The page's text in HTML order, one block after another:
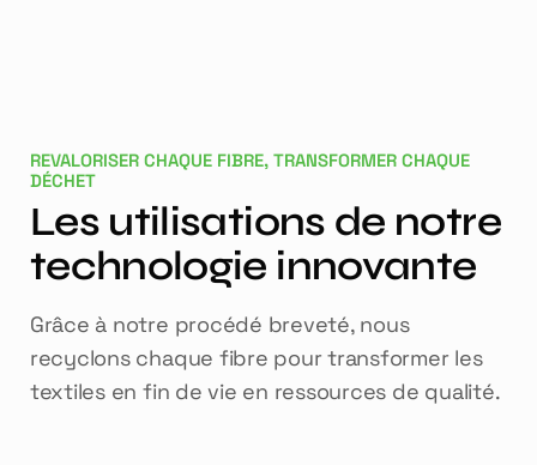
REVALORISER CHAQUE FIBRE, TRANSFORMER CHAQUE
DÉCHET
Les utilisations de notre
technologie innovante
Grâce à notre procédé breveté, nous
recyclons chaque fibre pour transformer les
textiles en fin de vie en ressources de qualité.